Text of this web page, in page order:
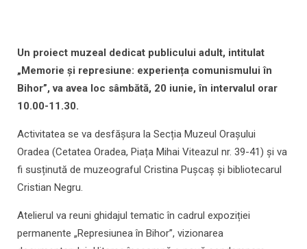
Un proiect muzeal dedicat publicului adult, intitulat
„Memorie și represiune: experiența comunismului în
Bihor”, va avea loc sâmbătă, 20 iunie, în intervalul orar
10.00-11.30.
Activitatea se va desfășura la Secția Muzeul Orașului
Oradea (Cetatea Oradea, Piața Mihai Viteazul nr. 39-41) și va
fi susținută de muzeograful Cristina Pușcaș și bibliotecarul
Cristian Negru.
Atelierul va reuni ghidajul tematic în cadrul expoziției
permanente „Represiunea în Bihor”, vizionarea